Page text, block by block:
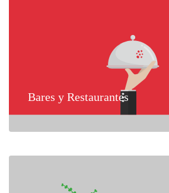
Bares y Restaurantes